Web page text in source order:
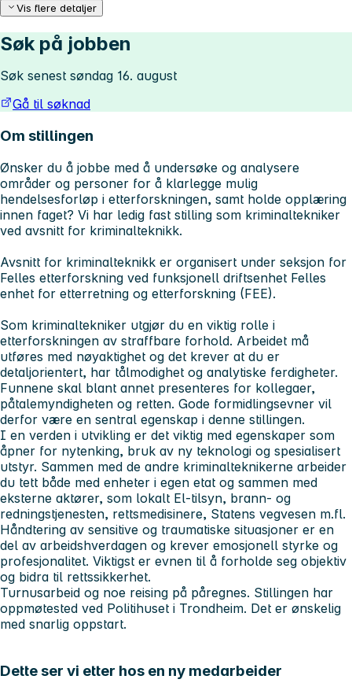
Vis flere detaljer
Søk på jobben
Søk senest søndag 16. august
Gå til søknad
Om stillingen
Ønsker du å jobbe med å undersøke og analysere
områder og personer for å klarlegge mulig
hendelsesforløp i etterforskningen, samt holde opplæring
innen faget? Vi har ledig fast stilling som kriminaltekniker
ved avsnitt for kriminalteknikk.
Avsnitt for kriminalteknikk er organisert under seksjon for
Felles etterforskning ved funksjonell driftsenhet Felles
enhet for etterretning og etterforskning (FEE).
Som kriminaltekniker utgjør du en viktig rolle i
etterforskningen av straffbare forhold. Arbeidet må
utføres med nøyaktighet og det krever at du er
detaljorientert, har tålmodighet og analytiske ferdigheter.
Funnene skal blant annet presenteres for kollegaer,
påtalemyndigheten og retten. Gode formidlingsevner vil
derfor være en sentral egenskap i denne stillingen.
I en verden i utvikling er det viktig med egenskaper som
åpner for nytenking, bruk av ny teknologi og spesialisert
utstyr. Sammen med de andre kriminalteknikerne arbeider
du tett både med enheter i egen etat og sammen med
eksterne aktører, som lokalt El-tilsyn, brann- og
redningstjenesten, rettsmedisinere, Statens vegvesen m.fl.
Håndtering av sensitive og traumatiske situasjoner er en
del av arbeidshverdagen og krever emosjonell styrke og
profesjonalitet. Viktigst er evnen til å forholde seg objektiv
og bidra til rettssikkerhet.
Turnusarbeid og noe reising på påregnes. Stillingen har
oppmøtested ved Politihuset i Trondheim. Det er ønskelig
med snarlig oppstart.
Dette ser vi etter hos en ny medarbeider